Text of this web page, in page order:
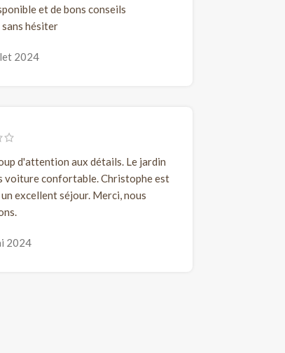
et de bons conseils
hésiter
2024
d'attention aux détails. Le jardin
voiture confortable. Christophe est
excellent séjour. Merci, nous
2024